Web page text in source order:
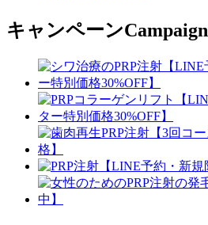
キャンペーンCampaign